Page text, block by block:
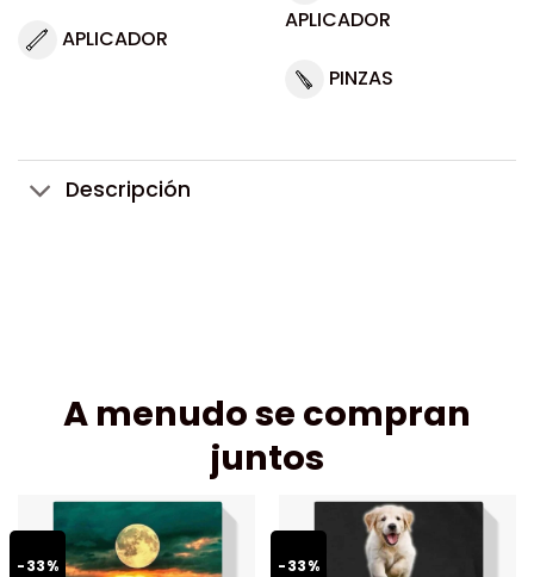
APLICADOR
APLICADOR
PINZAS
Descripción
A menudo se compran
juntos
-33% -33%